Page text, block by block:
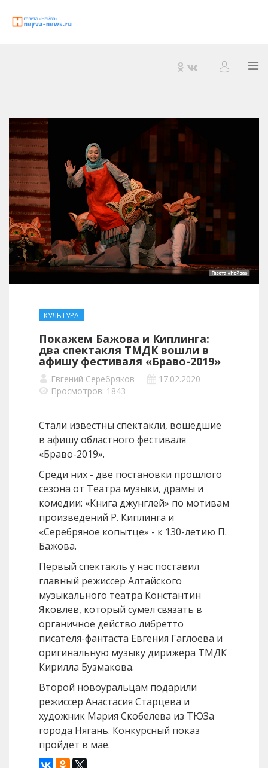
КУЛЬТУРА
Покажем Бажова и Киплинга:
два спектакля ТМДК вошли в
афишу фестиваля «Браво-2019»
Евгений Серебряков
17.02.2020
Просмотров: 1843
Стали известны спектакли, вошедшие
в афишу областного фестиваля
«Браво-2019».
Среди них - две постановки прошлого
сезона от Театра музыки, драмы и
комедии: «Книга джунглей» по мотивам
произведений Р. Киплинга и
«Серебряное копытце» - к 130-летию П.
Бажова.
Первый спектакль у нас поставил
главный режиссер Алтайского
музыкального театра Константин
Яковлев, который сумел связать в
органичное действо либретто
писателя-фантаста Евгения Гаглоева и
оригинальную музыку дирижера ТМДК
Кирилла Бузмакова.
Второй новоуральцам подарили
режиссер Анастасия Старцева и
художник Мария Скобелева из ТЮЗа
города Нягань. Конкурсный показ
пройдет в мае.